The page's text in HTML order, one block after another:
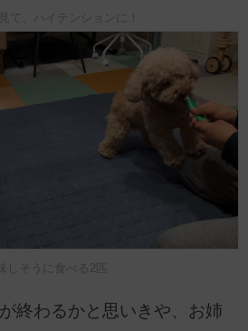
て、ハイテンションに！
しそうに食べる2匹
終わるかと思いきや、お姉